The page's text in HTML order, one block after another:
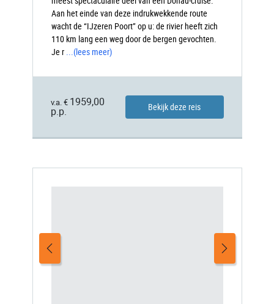
Aan het einde van deze indrukwekkende route
wacht de “IJzeren Poort” op u: de rivier heeft zich
110 km lang een weg door de bergen gevochten.
Je r ...(lees meer)
v.a. € 1959,00
p.p.
Bekijk deze reis